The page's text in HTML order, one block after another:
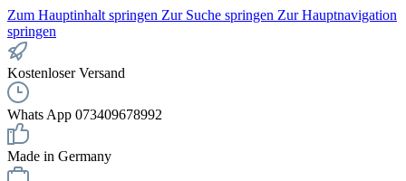
Zum Hauptinhalt springen Zur Suche springen Zur Hauptnavigation
springen
Kostenloser Versand
Whats App 073409678992
Made in Germany